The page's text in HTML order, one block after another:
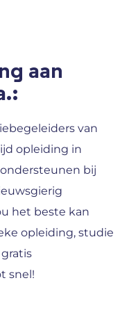
aan
van
opleiding in
bij
het beste kan
opleiding, studie
snel!